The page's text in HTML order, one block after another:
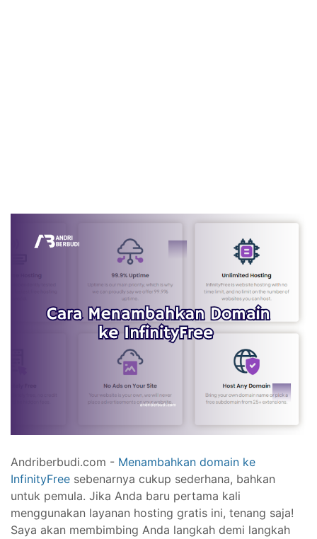
Andriberbudi.com - Menambahkan domain ke
InfinityFree sebenarnya cukup sederhana, bahkan
untuk pemula. Jika Anda baru pertama kali
menggunakan layanan hosting gratis ini, tenang saja!
Saya akan membimbing Anda langkah demi langkah